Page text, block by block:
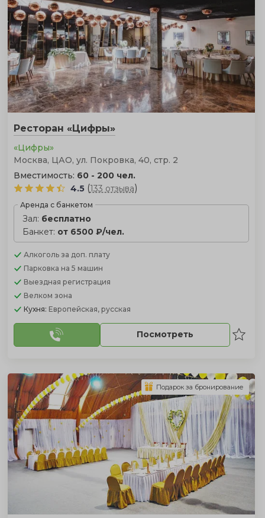
Ресторан «Цифры»
«Цифры»
Москва, ЦАО, ул. Покровка, 40, стр. 2
Вместимость: 60 - 200 чел.
4.5 (133 отзыва)
Аренда с банкетом
Зал: бесплатно
Банкет: от 6500 ₽/чел.
Алкоголь за доп. плату
Парковка на 5 машин
Выездная регистрация
Велком зона
Кухня: Европейская, русская
Посмотреть
Подарок за бронирование